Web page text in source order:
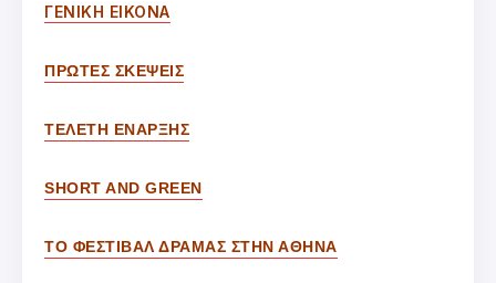
ΓΕΝΙΚΗ ΕΙΚΟΝΑ
ΠΡΩΤΕΣ ΣΚΕΨΕΙΣ
ΤΕΛΕΤΗ ΕΝΑΡΞΗΣ
SHORT AND GREEN
ΤΟ ΦΕΣΤΙΒΑΛ ΔΡΑΜΑΣ ΣΤΗΝ ΑΘΗΝΑ